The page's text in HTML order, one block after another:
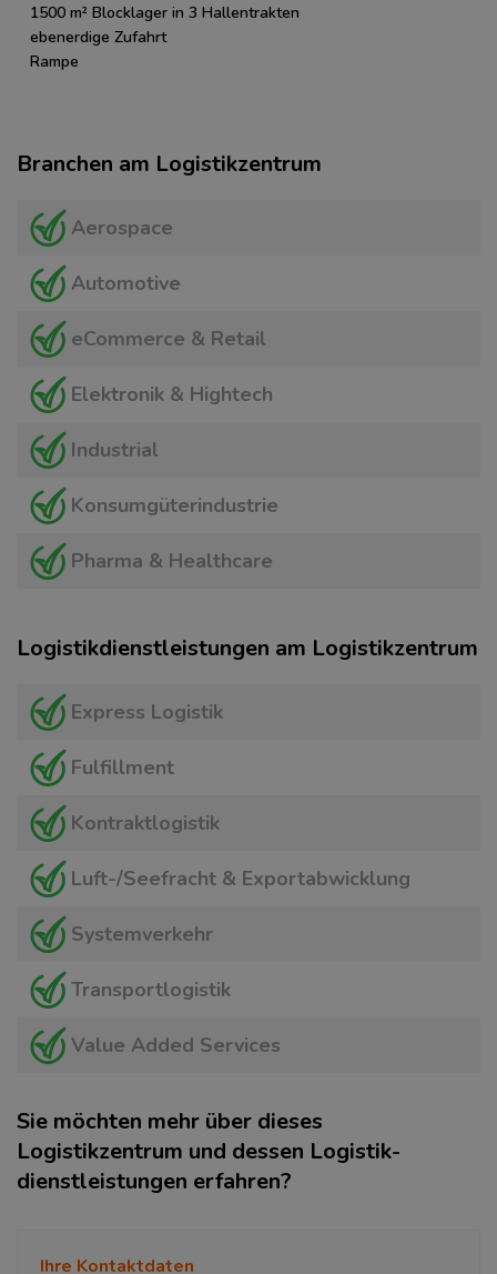
1500 m² Blocklager in 3 Hallentrakten
ebenerdige Zufahrt
Rampe
Branchen am Logistikzentrum
Aerospace
Automotive
eCommerce & Retail
Elektronik & Hightech
Industrial
Konsumgüterindustrie
Pharma & Healthcare
Logistikdienstleistungen am Logistikzentrum
Express Logistik
Fulfillment
Kontraktlogistik
Luft-/Seefracht & Exportabwicklung
Systemverkehr
Transportlogistik
Value Added Services
Sie möchten mehr über dieses
Logistikzentrum und dessen Logistik­
dienstleistungen erfahren?
Ihre Kontaktdaten